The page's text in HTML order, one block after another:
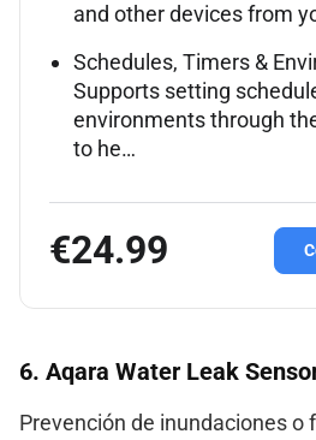
and other devices from
Schedules, Timers &
Supports setting
environments through
to he…
€24.99
6. Aqara Water Leak
Prevención de inundaciones o